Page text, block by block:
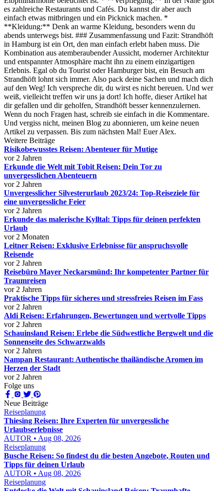
es zahlreiche Restaurants und Cafés. Du kannst dir aber auch
einfach etwas mitbringen und ein Picknick machen. *
**Kleidung:** Denk an warme Kleidung, besonders wenn du
abends unterwegs bist. ### Zusammenfassung und Fazit: Strandhöft
in Hamburg ist ein Ort, den man einfach erlebt haben muss. Die
Kombination aus atemberaubender Aussicht, moderner Architektur
und entspannter Atmosphäre macht ihn zu einem einzigartigen
Erlebnis. Egal ob du Tourist oder Hamburger bist, ein Besuch am
Strandhöft lohnt sich immer. Also pack deine Sachen und mach dich
auf den Weg! Ich verspreche dir, du wirst es nicht bereuen. Und wer
weiß, vielleicht treffen wir uns ja dort! Ich hoffe, dieser Artikel hat
dir gefallen und dir geholfen, Strandhöft besser kennenzulernen.
Wenn du noch Fragen hast, schreib sie einfach in die Kommentare.
Und vergiss nicht, meinen Blog zu abonnieren, um keine neuen
Artikel zu verpassen. Bis zum nächsten Mal! Euer Alex.
Weitere Beiträge
Risikobewusstes Reisen: Abenteuer für Mutige
vor 2 Jahren
Erkunde die Welt mit Tobit Reisen: Dein Tor zu
unvergesslichen Abenteuern
vor 2 Jahren
Unvergesslicher Silvesterurlaub 2023/24: Top-Reiseziele für
eine unvergessliche Feier
vor 2 Jahren
Erkunde das malerische Kylltal: Tipps für deinen perfekten
Urlaub
vor 2 Monaten
Leitner Reisen: Exklusive Erlebnisse für anspruchsvolle
Reisende
vor 2 Jahren
Reisebüro Mayer Neckarsmünd: Ihr kompetenter Partner für
Traumreisen
vor 2 Jahren
Praktische Tipps für sicheres und stressfreies Reisen im Fass
vor 2 Jahren
Aldi Reisen: Erfahrungen, Bewertungen und wertvolle Tipps
vor 2 Jahren
Schauinsland Reisen: Erlebe die Südwestliche Bergwelt und die
Sonnenseite des Schwarzwalds
vor 2 Jahren
Nampan Restaurant: Authentische thailändische Aromen im
Herzen der Stadt
vor 2 Jahren
Folge uns
Neue Beiträge
Reiseplanung
Thiesing Reisen: Ihre Experten für unvergessliche
Urlaubserlebnisse
AUTOR • Aug 08, 2026
Reiseplanung
Busche Reisen: So findest du die besten Angebote, Routen und
Tipps für deinen Urlaub
AUTOR • Aug 08, 2026
Reiseplanung